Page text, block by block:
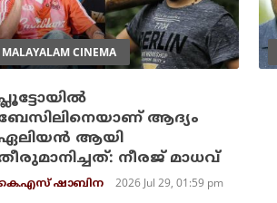
MALAYALAM CINEMA
ആദ്യം
ആയി
നീരജ് മാധവ്
ഷാബിന 2026 Jul 29, 01:59 pm